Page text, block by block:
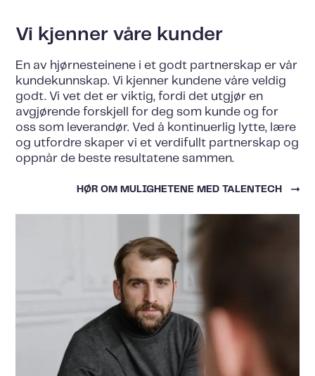
Vi kjenner våre kunder
En av hjørnesteinene i et godt partnerskap er vår
kundekunnskap. Vi kjenner kundene våre veldig
godt. Vi vet det er viktig, fordi det utgjør en
avgjørende forskjell for deg som kunde og for
oss som leverandør. Ved å kontinuerlig lytte, lære
og utfordre skaper vi et verdifullt partnerskap og
oppnår de beste resultatene sammen.
HØR OM MULIGHETENE MED TALENTECH